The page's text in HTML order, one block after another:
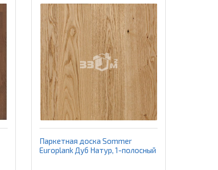
Паркетная доска Sommer
Europlank Дуб Натур, 1-полосный